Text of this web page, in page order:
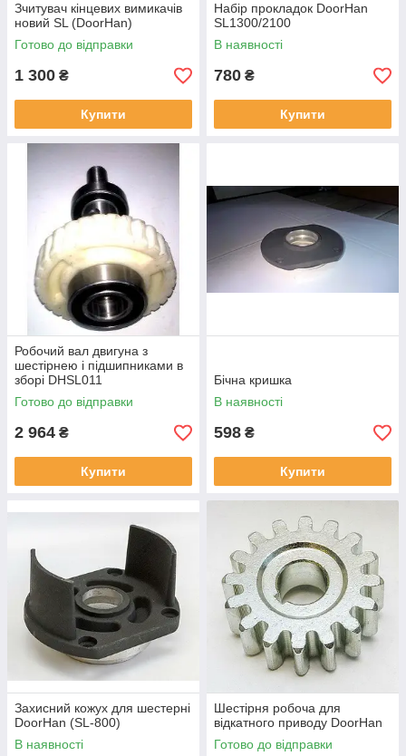
Зчитувач кінцевих вимикачів
новий SL (DoorHan)
Готово до відправки
1 300 ₴
Купити
Набір прокладок DoorHan
SL1300/2100
В наявності
780 ₴
Купити
Робочий вал двигуна з
шестірнею і підшипниками в
зборі DHSL011
Готово до відправки
2 964 ₴
Купити
Бічна кришка
В наявності
598 ₴
Купити
Захисний кожух для шестерні
DoorHan (SL-800)
В наявності
Шестірня робоча для
відкатного приводу DoorHan
Готово до відправки